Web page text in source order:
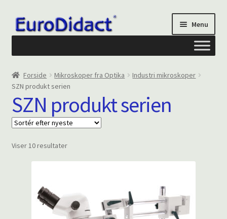
Spring
til
Spring
til
Menu
Om os
Privatliv og cookies
Kontakt formular
Din Konto
Forside Mikroskoper fra Optika
Industri mikroskoper
SZN produkt serien
SZN produkt serien
Viser 10 resultaterSorteret